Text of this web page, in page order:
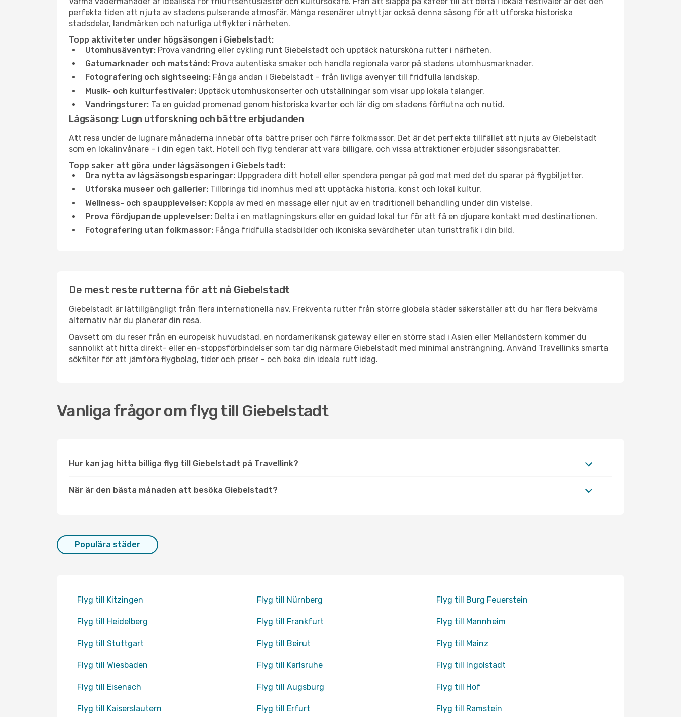
perfekta tiden att njuta av stadens pulserande atmosfär. Många resenärer utnyttjar också denna säsong för att utforska historiska
stadsdelar, landmärken och naturliga utflykter i närheten.
Topp aktiviteter under högsäsongen i Giebelstadt:
Utomhusäventyr: Prova vandring eller cykling runt Giebelstadt och upptäck natursköna rutter i närheten.
Gatumarknader och matstånd: Prova autentiska smaker och handla regionala varor på stadens utomhusmarknader.
Fotografering och sightseeing: Fånga andan i Giebelstadt – från livliga avenyer till fridfulla landskap.
Musik- och kulturfestivaler: Upptäck utomhuskonserter och utställningar som visar upp lokala talanger.
Vandringsturer: Ta en guidad promenad genom historiska kvarter och lär dig om stadens förflutna och nutid.
Lågsäsong: Lugn utforskning och bättre erbjudanden
Att resa under de lugnare månaderna innebär ofta bättre priser och färre folkmassor. Det är det perfekta tillfället att njuta av Giebelstadt
som en lokalinvånare – i din egen takt. Hotell och flyg tenderar att vara billigare, och vissa attraktioner erbjuder säsongsrabatter.
Topp saker att göra under lågsäsongen i Giebelstadt:
Dra nytta av lågsäsongsbesparingar: Uppgradera ditt hotell eller spendera pengar på god mat med det du sparar på flygbiljetter.
Utforska museer och gallerier: Tillbringa tid inomhus med att upptäcka historia, konst och lokal kultur.
Wellness- och spaupplevelser: Koppla av med en massage eller njut av en traditionell behandling under din vistelse.
Prova fördjupande upplevelser: Delta i en matlagningskurs eller en guidad lokal tur för att få en djupare kontakt med destinationen.
Fotografering utan folkmassor: Fånga fridfulla stadsbilder och ikoniska sevärdheter utan turisttrafik i din bild.
De mest reste rutterna för att nå Giebelstadt
Giebelstadt är lättillgängligt från flera internationella nav. Frekventa rutter från större globala städer säkerställer att du har flera bekväma
alternativ när du planerar din resa.
Oavsett om du reser från en europeisk huvudstad, en nordamerikansk gateway eller en större stad i Asien eller Mellanöstern kommer du
sannolikt att hitta direkt- eller en-stoppsförbindelser som tar dig närmare Giebelstadt med minimal ansträngning. Använd Travellinks smarta
sökfilter för att jämföra flygbolag, tider och priser – och boka din ideala rutt idag.
Vanliga frågor om flyg till Giebelstadt
Hur kan jag hitta billiga flyg till Giebelstadt på Travellink?
När är den bästa månaden att besöka Giebelstadt?
Populära städer
Flyg till Kitzingen Flyg till Nürnberg Flyg till Burg Feuerstein
Flyg till Heidelberg Flyg till Frankfurt Flyg till Mannheim
Flyg till Stuttgart Flyg till Beirut Flyg till Mainz
Flyg till Wiesbaden Flyg till Karlsruhe Flyg till Ingolstadt
Flyg till Eisenach Flyg till Augsburg Flyg till Hof
Flyg till Kaiserslautern Flyg till Erfurt Flyg till Ramstein